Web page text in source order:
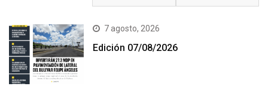
7 agosto, 2026
Edición 07/08/2026